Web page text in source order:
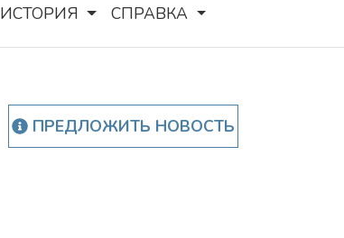
ИСТОРИЯ СПРАВКА
ПРЕДЛОЖИТЬ НОВОСТЬ